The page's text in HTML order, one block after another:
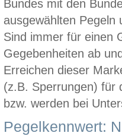
Bundes mit den
ausgewählten
Sind immer für einen
Gegebenheiten ab
Erreichen dieser
(z.B. Sperrungen) für
bzw. werden bei
Pegelkennwert: